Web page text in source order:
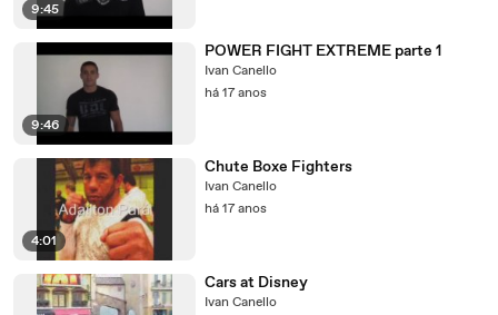
9:45
9:46
POWER FIGHT EXTREME parte 1
Ivan Canello
há 17 anos
4:01
Chute Boxe Fighters
Ivan Canello
há 17 anos
Cars at Disney
Ivan Canello